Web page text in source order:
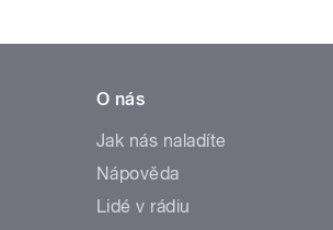
O nás
Jak nás naladíte
Nápověda
Lidé v rádiu